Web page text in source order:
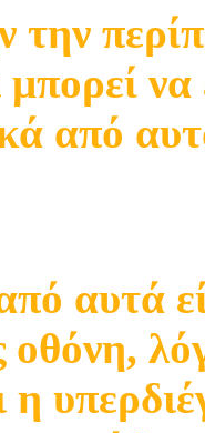
την
να
από
αυτά
οθόνη,